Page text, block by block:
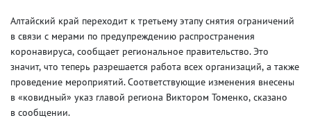
Алтайский край переходит к третьему этапу снятия ограничений
в связи с мерами по предупреждению распространения
коронавируса, сообщает региональное правительство. Это
значит, что теперь разрешается работа всех организаций, а также
проведение мероприятий. Соответствующие изменения внесены
в «ковидный» указ главой региона Виктором Томенко, сказано
в сообщении.